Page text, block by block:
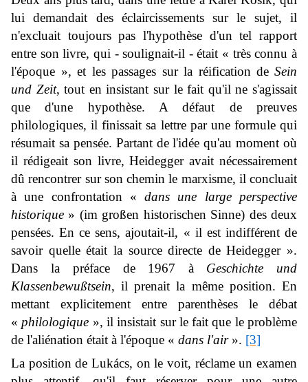
lui demandait des éclaircissements sur le sujet, il
n'excluait toujours pas l'hypothèse d'un tel rapport
entre son livre, qui - soulignait-il - était « très connu à
l'époque », et les passages sur la réification de Sein
und Zeit, tout en insistant sur le fait qu'il ne s'agissait
que d'une hypothèse. A défaut de preuves
philologiques, il finissait sa lettre par une formule qui
résumait sa pensée. Partant de l'idée qu'au moment où
il rédigeait son livre, Heidegger avait nécessairement
dû rencontrer sur son chemin le marxisme, il concluait
à une confrontation «dans une large perspective
historique » (im großen historischen Sinne) des deux
pensées. En ce sens, ajoutait-il, « il est indifférent de
savoir quelle était la source directe de Heidegger ».
Dans la préface de 1967 à
Geschichte und
Klassenbewußtsein, il prenait la même position. En
mettant explicitement entre parenthèses le débat
«philologique », il insistait sur le fait que le problème
de l'aliénation était à l'époque « dans l'air». [3]
La position de Lukács, on le voit, réclame un examen